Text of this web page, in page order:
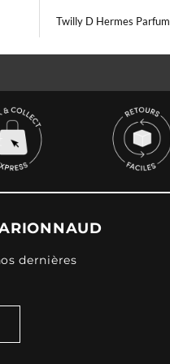
Twilly D Hermes Parfum
dernières